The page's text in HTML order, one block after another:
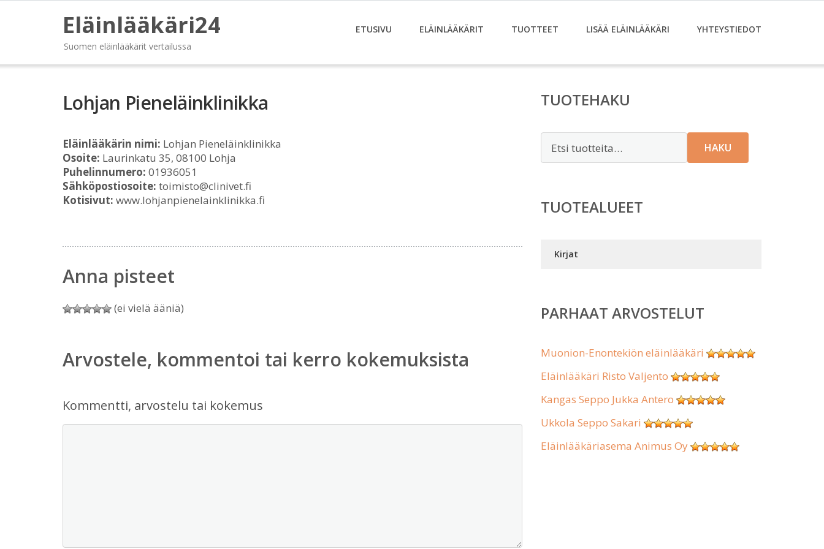
Eläinlääkäri24
Suomen eläinlääkärit vertailussa
ETUSIVU ELÄINLÄÄKÄRIT TUOTTEET LISÄÄ ELÄINLÄÄKÄRI YHTEYSTIEDOT
Lohjan Pieneläinklinikka
Eläinlääkärin nimi: Lohjan Pieneläinklinikka
Osoite: Laurinkatu 35, 08100 Lohja
Puhelinnumero: 01936051
Sähköpostiosoite: toimisto@clinivet.fi
Kotisivut: www.lohjanpienelainklinikka.fi
Anna pisteet
(ei vielä ääniä)
Arvostele, kommentoi tai kerro kokemuksista
Kommentti, arvostelu tai kokemus
TUOTEHAKU
HAKU
TUOTEALUEET
Kirjat
PARHAAT ARVOSTELUT
Muonion-Enontekiön eläinlääkäri
Eläinlääkäri Risto Valjento
Kangas Seppo Jukka Antero
Ukkola Seppo Sakari
Eläinlääkäriasema Animus Oy